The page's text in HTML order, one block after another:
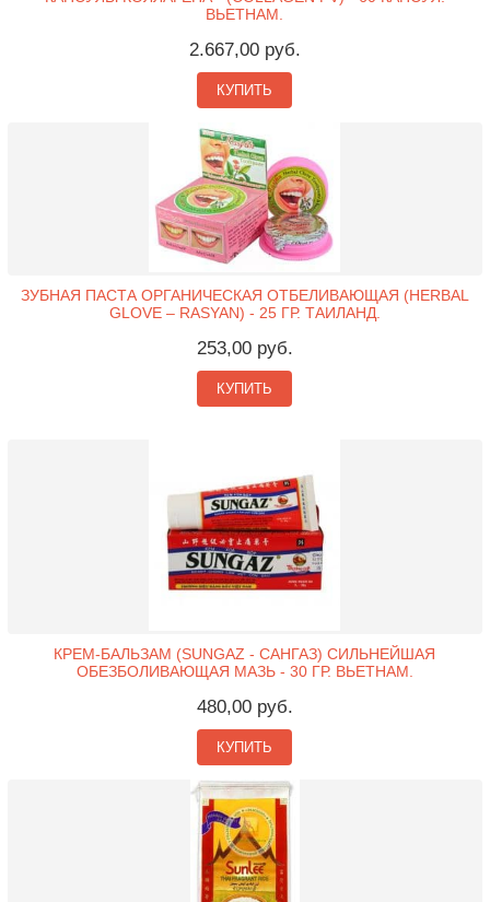
ВЬЕТНАМ.
2.667,00 руб.
КУПИТЬ
ЗУБНАЯ ПАСТА ОРГАНИЧЕСКАЯ ОТБЕЛИВАЮЩАЯ (HERBAL
GLOVE – RASYAN) - 25 ГР. ТАИЛАНД.
253,00 руб.
КУПИТЬ
КРЕМ-БАЛЬЗАМ (SUNGAZ - САНГАЗ) СИЛЬНЕЙШАЯ
ОБЕЗБОЛИВАЮЩАЯ МАЗЬ - 30 ГР. ВЬЕТНАМ.
480,00 руб.
КУПИТЬ